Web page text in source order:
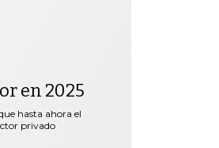
en 2025
hasta ahora el
privado